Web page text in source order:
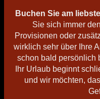
Buchen Sie am
Sie sich immer
Provisionen oder
wirklich sehr über Ihre
schon bald persönlich
Ihr Urlaub beginnt
und wir möchten,